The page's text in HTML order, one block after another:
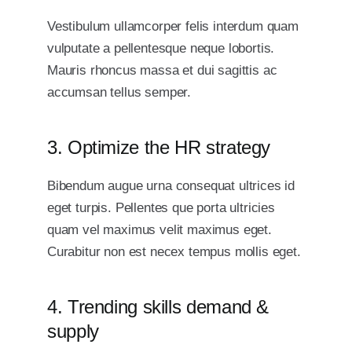
Vestibulum ullamcorper felis interdum quam
vulputate a pellentesque neque lobortis.
Mauris rhoncus massa et dui sagittis ac
accumsan tellus semper.
3. Optimize the HR strategy
Bibendum augue urna consequat ultrices id
eget turpis. Pellentes que porta ultricies
quam vel maximus velit maximus eget.
Curabitur non est necex tempus mollis eget.
4. Trending skills demand &
supply